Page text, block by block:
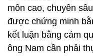
môn cao, chuyên
được chứng minh
kết luận bằng cảm
ông Nam cần phải